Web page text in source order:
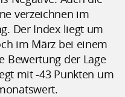
verzeichnen im
Der Index liegt um
im März bei einem
Bewertung der Lage
mit -43 Punkten um